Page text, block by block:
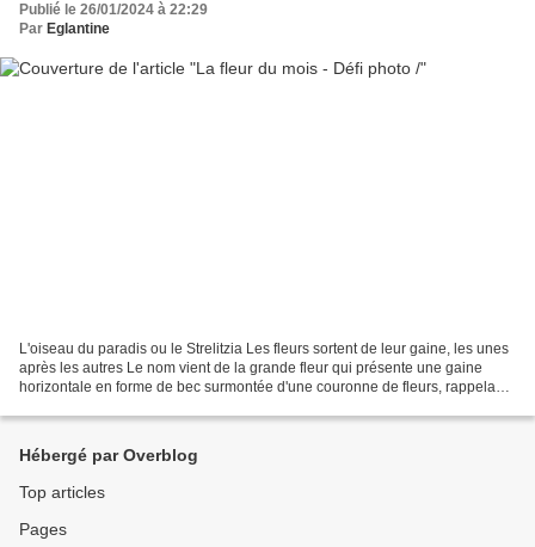
Publié le 26/01/2024 à 22:29
Par Eglantine
L'oiseau du paradis ou le Strelitzia Les fleurs sortent de leur gaine, les unes
après les autres Le nom vient de la grande fleur qui présente une gaine
horizontale en forme de bec surmontée d'une couronne de fleurs, rappelant
Hébergé par Overblog
Top articles
Pages